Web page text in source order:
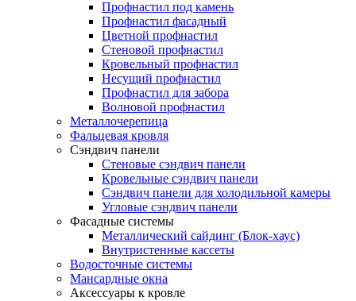
Профнастил под камень
Профнастил фасадный
Цветной профнастил
Стеновой профнастил
Кровельный профнастил
Несущий профнастил
Профнастил для забора
Волновой профнастил
Металлочерепица
Фальцевая кровля
Сэндвич панели
Стеновые сэндвич панели
Кровельные сэндвич панели
Сэндвич панели для холодильной камеры
Угловые сэндвич панели
Фасадные системы
Металлический сайдинг (Блок-хаус)
Внутристенные кассеты
Водосточные системы
Мансардные окна
Аксессуары к кровле